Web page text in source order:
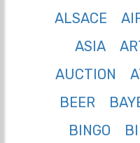
ALSACE
ASIA
AUCTION
BEER
BINGO